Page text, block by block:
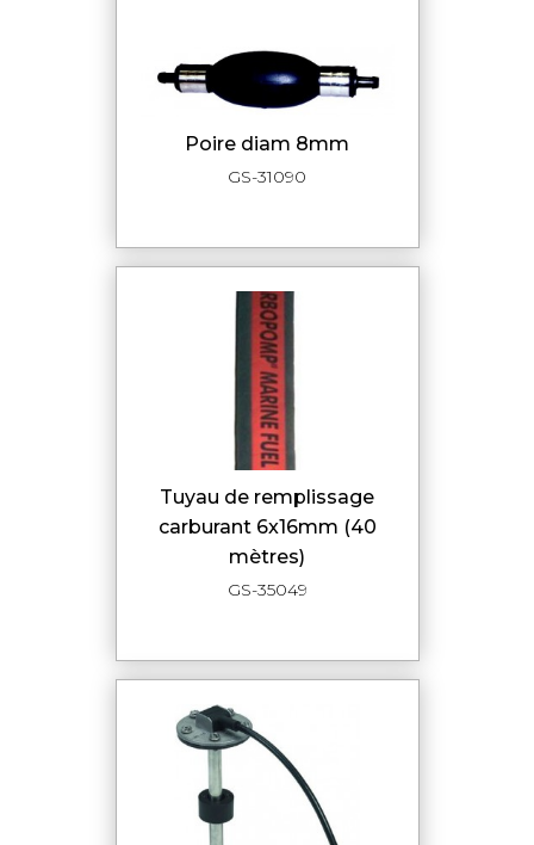
poire diam 8mm
GS-31090
tuyau de remplissage
carburant 6x16mm (40
mètres)
GS-35049